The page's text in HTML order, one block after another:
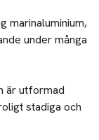
marinaluminium,
under många
är utformad
stadiga och